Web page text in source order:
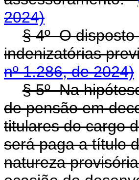
2024)
§ 4º O disposto
indenizatórias
nº 1.286, de 2024)
§ 5º Na
de pensão em
titulares do cargo
será paga a título
natureza